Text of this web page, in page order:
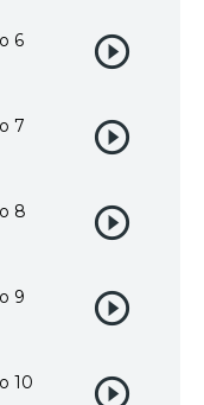
6
7
8
9
10